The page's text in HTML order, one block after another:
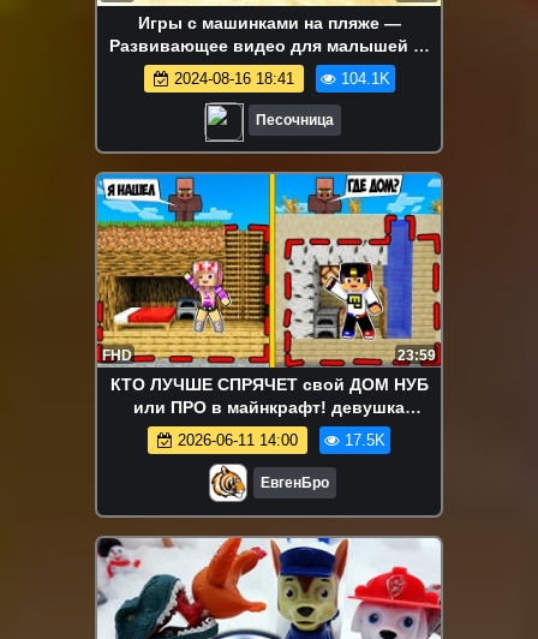
Игры с машинками на пляже —
Развивающее видео для малышей —
Играем с игрушками и строим из песка!
2024-08-16 18:41 104.1K
Песочница
FHD 23:59
КТО ЛУЧШЕ СПРЯЧЕТ свой ДОМ НУБ
или ПРО в майнкрафт! девушка
новичок видео minecraft
2026-06-11 14:00 17.5K
ЕвгенБро